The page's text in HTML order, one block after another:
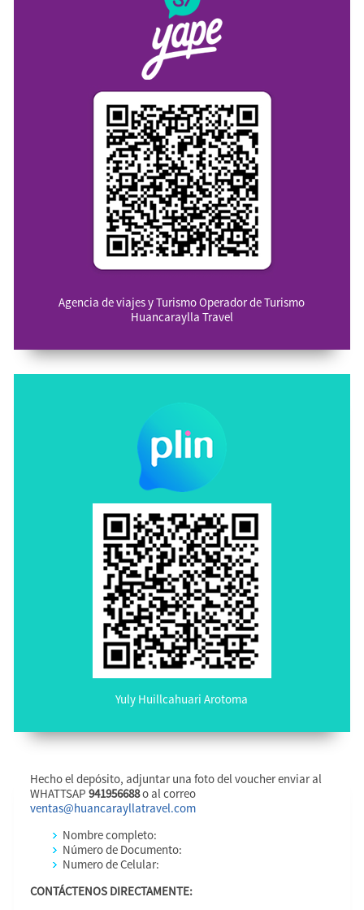
Agencia de viajes y Turismo Operador de Turismo
Huancaraylla Travel
Yuly Huillcahuari Arotoma
Hecho el depósito, adjuntar una foto del voucher enviar al
WHATTSAP 941956688o al correo
ventas@huancarayllatravel.com
Nombre completo:
Número de Documento:
Numero de Celular:
CONTÁCTENOS DIRECTAMENTE: